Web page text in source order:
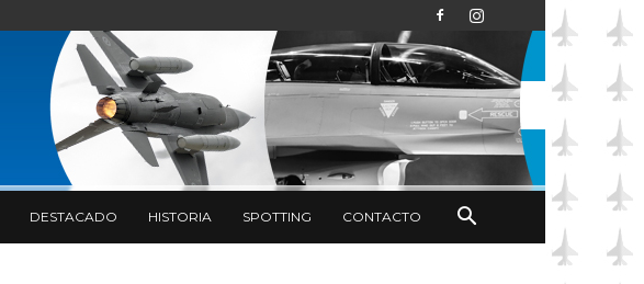
DESTACADO HISTORIA SPOTTING CONTACTO